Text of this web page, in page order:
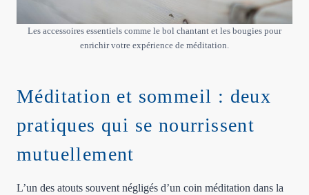
Les accessoires essentiels comme le bol chantant et les bougies pour
enrichir votre expérience de méditation.
Méditation et sommeil : deux
pratiques qui se nourrissent
mutuellement
L’un des atouts souvent négligés d’un coin méditation dans la